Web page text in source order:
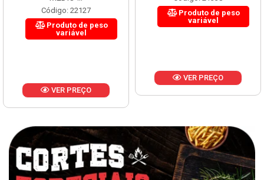
Código: 22127
Produto de peso
variável
VER PREÇO
Produto de peso
variável
VER PREÇO